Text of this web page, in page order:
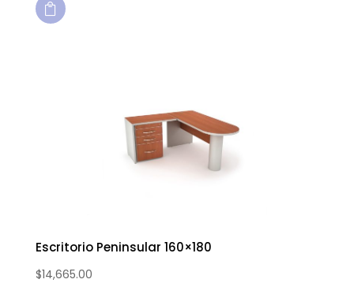

Escritorio Peninsular 160×180
$14,665.00